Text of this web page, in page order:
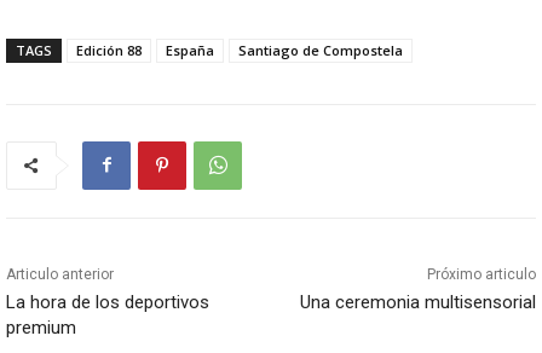
TAGS Edición 88 España Santiago de Compostela
Articulo anterior
La hora de los deportivos
premium
Próximo articulo
Una ceremonia multisensorial